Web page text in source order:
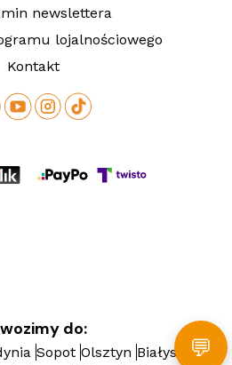
💬
newslettera
lojalnościowego
Kontakt
do:
Sopot Olsztyn Białystok